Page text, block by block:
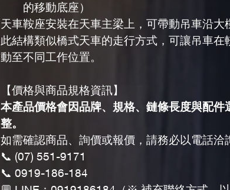
的移動底座）
天車鞍座安裝在天車主梁上，可帶動吊車沿大
此結構類似橋式天車的走行方式，可讓吊車在
動至不同工作位置。
【價格與商品規格資訊】
本產品價格會因品牌、規格、鏈條長度與配件
整。
如需確認商品、詢價或報價，請務必以電話洽
📞 (07) 551-9171
📞 0919-186-184